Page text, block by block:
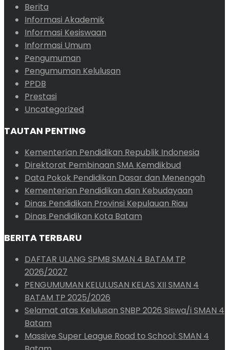
Berita
Informasi Akademik
Informasi Kesiswaan
Informasi Umum
Pengumuman
Pengumuman Kelulusan
PPDB
Prestasi
Uncategorized
TAUTAN PENTING
Kementerian Pendidikan Republik Indonesia
Direktorat Pembinaan SMA Kemdikbud
Data Pokok Pendidikan Dasar dan Menengah
Kementerian Pendidikan dan Kebudayaan
Dinas Pendidikan Provinsi Kepulauan Riau
Dinas Pendidikan Kota Batam
BERITA TERBARU
DAFTAR ULANG SPMB SMAN 4 BATAM TP
2026/2027
PENGUMUMAN KELULUSAN KELAS XII SMAN 4
BATAM TP 2025/2026
Selamat atas Kelulusan SNBP 2026 Siswa/i SMAN 4
Batam
Massive Super League Road to School: SMAN 4